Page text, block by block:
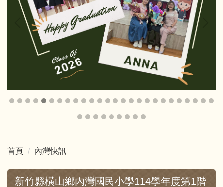
首頁 內灣快訊
新竹縣橫山鄉內灣國民小學114學年度第1階